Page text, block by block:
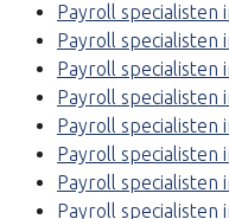
Payroll specialisten
Payroll specialisten
Payroll specialisten
Payroll specialisten
Payroll specialisten
Payroll specialisten
Payroll specialisten
Payroll specialisten